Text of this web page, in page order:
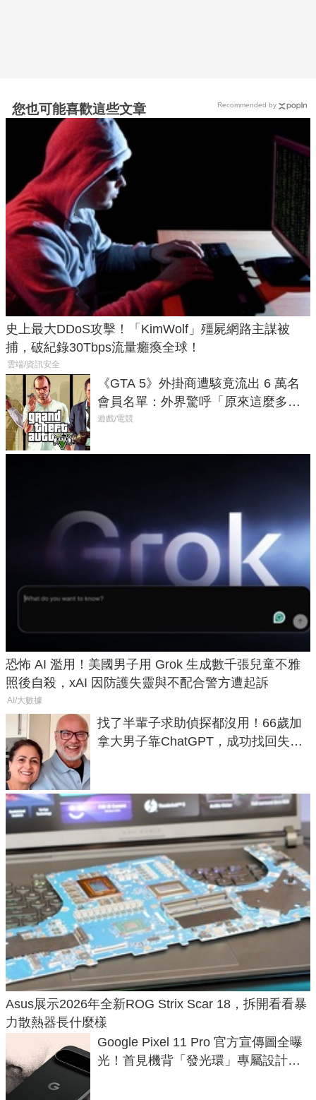
您也可能喜歡這些文章
史上最大DDoS攻擊！「KimWolf」殭屍網路主謀被
捕，破紀錄30Tbps流量癱瘓全球！
雲端/資訊安全
《GTA 5》外掛商遭駭竟流出 6 萬名
會員名單：外界驚呼「原來這麼多人
在開掛！」
遊戲/電競
恐怖 AI 濫用！美國男子用 Grok 生成數千張兒童不雅
照後自殺，xAI 因防護失靈與不配合警方遭起訴
AI/大數據
找了半輩子求助偵探都沒用！66歲加
拿大男子靠ChatGPT，成功找回失散
Asus展示2026年全新ROG Strix Scar 18，拆開看看暴
力散熱器長什麼樣
Google Pixel 11 Pro 官方宣傳圖全曝
光！首見機背「發光環」專屬設計、
Recommended by